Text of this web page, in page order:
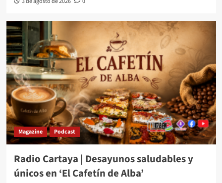
Magazine Podcast
Radio Cartaya | Desayunos saludables y
únicos en ‘El Cafetín de Alba’